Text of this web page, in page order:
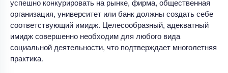
успешно конкурировать на рынке, фирма, общественная
организация, университет или банк должны создать себе
соответствующий имидж. Целесообразный, адекватный
имидж совершенно необходим для любого вида
социальной деятельности, что подтверждает многолетняя
практика.